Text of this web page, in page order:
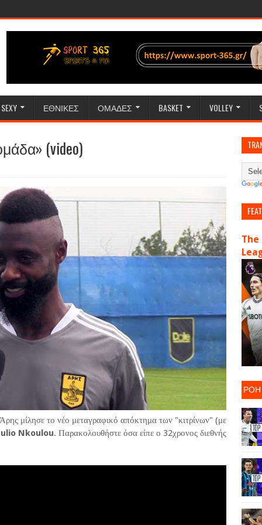
SEXY ΕΘΝΙΚΕΣ ΟΜΑΔΕΣ BASKET VOLLEY
(video)
μίλησε το νέο μεταγραφικό απόκτημα των "κιτρίνων" (με
Nkoulou. Παρακολουθήστε όσα είπε ο 32χρονος διεθνής
The
ΡΟΗ